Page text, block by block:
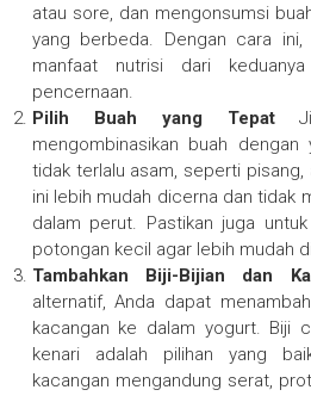
atau sore, dan mengonsumsi
yang berbeda. Dengan cara
manfaat nutrisi dari
pencernaan.
Pilih Buah yang Tepat
mengombinasikan buah
tidak terlalu asam, seperti pisang,
ini lebih mudah dicerna dan tidak
dalam perut. Pastikan juga
potongan kecil agar lebih mudah
Tambahkan Biji-Bijian dan
alternatif, Anda dapat
kacangan ke dalam yogurt. Biji
kenari adalah pilihan yang
kacangan mengandung serat,